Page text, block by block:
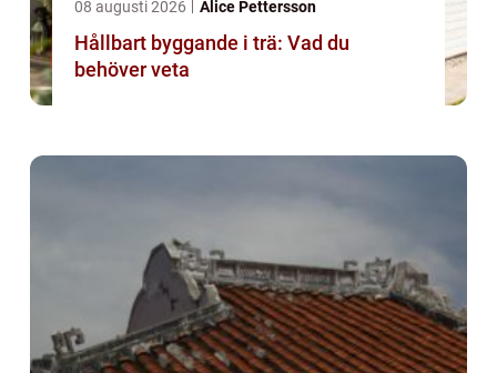
08 augusti 2026 Alice Pettersson
Hållbart byggande i trä: Vad du
behöver veta